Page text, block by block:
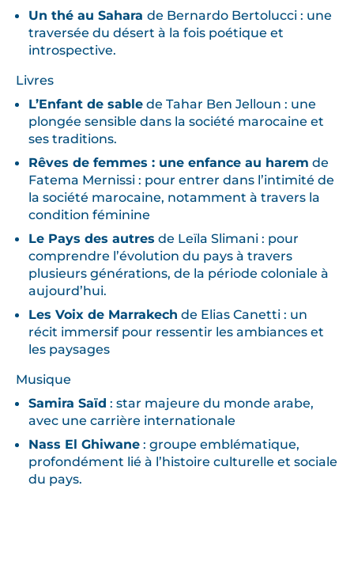
Un thé au Saharade Bernardo Bertolucci: une
traversée du désert à la fois poétique et
introspective.
Livres
L’Enfant de sable de Tahar Ben Jelloun : une
plongée sensible dans la société marocaine et
ses traditions.
Rêves de femmes : une enfance au harem de
Fatema Mernissi : pour entrer dans l’intimité de
la société marocaine, notamment à travers la
condition féminine
Le Pays des autres de Leïla Slimani : pour
comprendre l’évolution du pays à travers
plusieurs générations, de la période coloniale à
aujourd’hui.
Les Voix de Marrakech de Elias Canetti : un
récit immersif pour ressentir les ambiances et
les paysages
Musique
Samira Saïd : star majeure du monde arabe,
avec une carrière internationale
Nass El Ghiwane : groupe emblématique,
profondément lié à l’histoire culturelle et sociale
du pays.